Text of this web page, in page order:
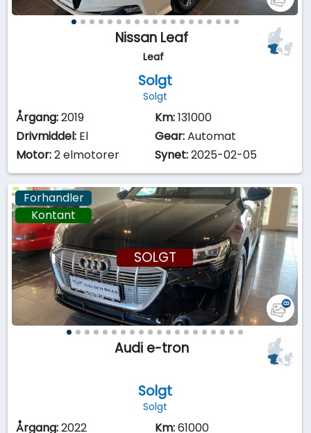
Nissan Leaf
Leaf
Solgt
Solgt
Årgang:2019 Km:131000
Drivmiddel: El Gear:Automat
Motor:2 elmotorer Synet:2025-02-05
Kontant
Forhandler
SOLGT
Audi e-tron
Solgt
Solgt
Årgang:2022 Km:61000